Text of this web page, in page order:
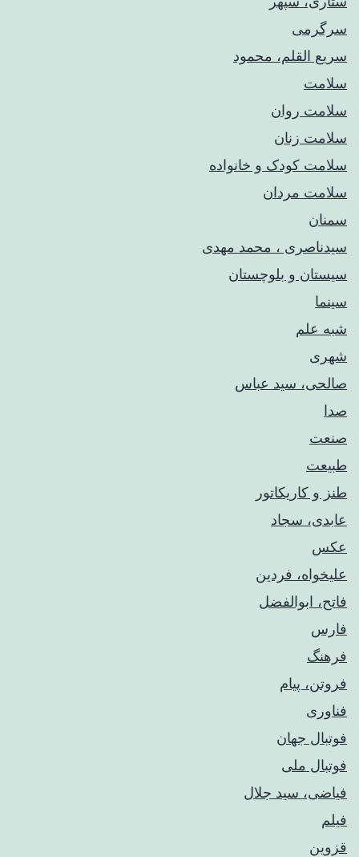
سرگرمی
سریع القلم، محمود
سلامت
سلامت روان
سلامت زنان
سلامت کودک‌ و خانواده
سلامت مردان
سمنان
سیدناصری ، محمد مهدی
سیستان و بلوچستان
سینما
شبه علم
شهری
صالحی، سید عباس
صدا
صنعت
طبیعت
طنز و کاریکاتور
عابدی، سجاد
عکس
علیخواه، فردین
فاتح، ابوالفضل
فارس
فرهنگ
فروتن، پیام
فناوری
فوتبال جهان
فوتبال ملی
فیاضی، سید جلال
فیلم
قزوین